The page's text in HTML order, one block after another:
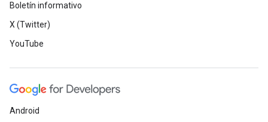
Boletín informativo
X (Twitter)
YouTube
Android